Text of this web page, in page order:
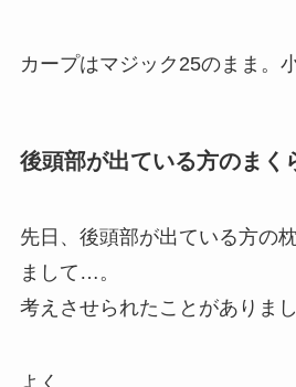
カープはマジック25のまま。
後頭部が出ている方のまく
先日、後頭部が出ている方の
まして…。
考えさせられたことがありまし